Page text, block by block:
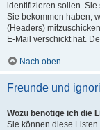
identifizieren sollen. Sie
Sie bekommen haben,
(Headers)
E-Mail verschickt hat.
Nach oben
Freunde und
Wozu benötige ich die
Sie können diese